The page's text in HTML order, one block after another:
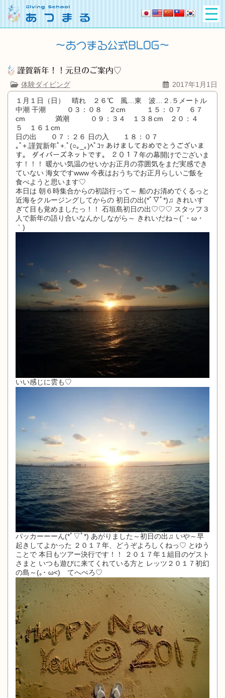
謹賀新年！！元旦のご案内♡
体験ダイビング
2017年1月1日
１月１日（日） 晴れ ２６℃ 風…東 波…２.５メートル
中潮 干潮 ０３：０８ ２cm １５：０７ ６７
cm 満潮 ０９：３４ １３８cm ２０：４
５ １６１cm
日の出 ０７：２６ 日の入 １８：０７
｡ﾟ+.謹賀新年ﾟ+.ﾟ(○｡_｡)ﾍﾟｺｯ あけましておめでとうございま
す。 ダイバーズネットです。 ２０１７年の幕開けでございま
す！！！ 暖かい気温のせいかお正月の雰囲気をまだ実感でき
ていない 海女ですwww 今夜はおうちでお正月らしいご飯を
食べようと思います♡
本日は 朝６時集合からの初詣行って～ 船のお清めでくるっと
近海をクルージングしてからの 初日の出(*ﾟ▽ﾟ*)♫ きれいす
ぎて目も覚めましたっ！！ 石垣島初日の出♡♡♡ スタッフ３
人で新年の語り合いなんかしながら～ きれいだね～(´・ω・
｀)
いい感じに雲も♡
パッカーーーん(*ﾟ▽ﾟ*) あがりました～初日の出♫ いや～早
起きしてよかった ２０１７年、どうぞよろしくねっ♡ とゆう
ことで 本日もツアー決行です！！ ２０１７年１組目のゲスト
さまと いつも遊びに来てくれている方と レッツ２０１７初幻
の島～(｡･ ω<)ゞてへぺろ♡